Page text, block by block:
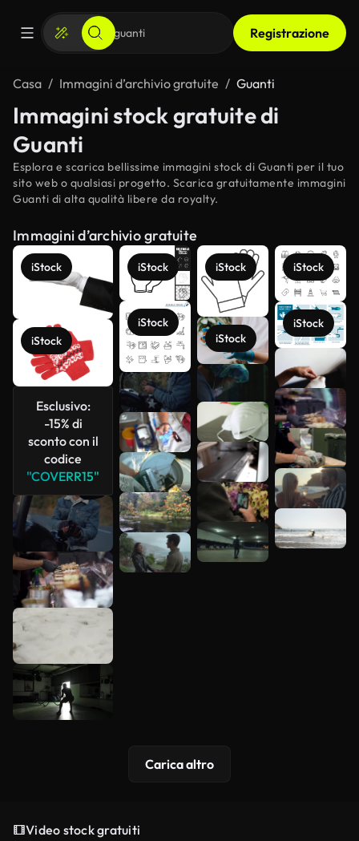
Registrazione
Casa Immagini d’archivio gratuite Guanti
Immagini stock gratuite di
Guanti
Esplora e scarica bellissime immagini stock di Guanti per il tuo
sito web o qualsiasi progetto. Scarica gratuitamente immagini
Guanti di alta qualità libere da royalty.
Immagini d’archivio gratuite
iStock
iStock
Esclusivo:
-15% di
sconto con il
codice
"COVERR15"
iStock
iStock
iStock
iStock
iStock
iStock
più
Carica altro
Video stock gratuiti